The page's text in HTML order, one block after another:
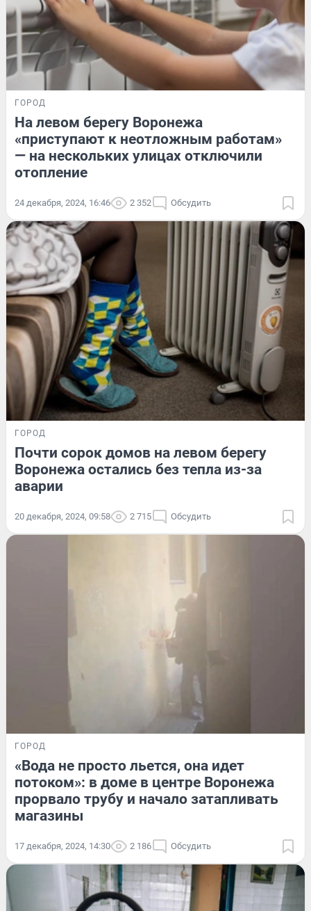
ГОРОД
На левом берегу Воронежа
«приступают к неотложным работам»
— на нескольких улицах отключили
отопление
24 декабря, 2024, 16:46 2 352 Обсудить
ГОРОД
Почти сорок домов на левом берегу
Воронежа остались без тепла из-за
аварии
20 декабря, 2024, 09:58 2 715 Обсудить
ГОРОД
«Вода не просто льется, она идет
потоком»: в доме в центре Воронежа
прорвало трубу и начало затапливать
магазины
17 декабря, 2024, 14:30 2 186 Обсудить